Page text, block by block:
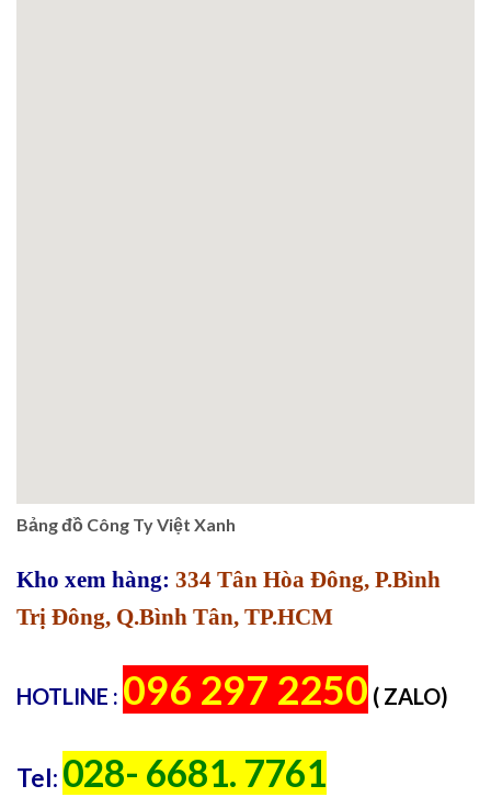
Bảng đồ Công Ty Việt Xanh
Kho xem hàng: 334 Tân Hòa Đông, P.Bình
Trị Đông, Q.Bình Tân, TP.HCM
HOTLINE : 096 297 2250 ( ZALO)
Tel: 028- 6681. 7761